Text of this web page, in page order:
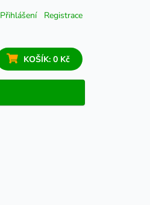
Přihlášení Registrace
KOŠÍK: 0 Kč